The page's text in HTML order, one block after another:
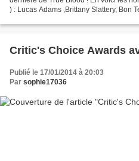
) : Lucas Adams ,Brittany Slattery, Bon
Critic's Choice Awards
Publié le 17/01/2014 à 20:03
Par sophie17036